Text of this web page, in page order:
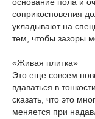
соприкосновения
укладывают на
тем, чтобы зазоры
«Живая плитка»
Это еще совсем
вдаваться в
сказать, что это
меняется при